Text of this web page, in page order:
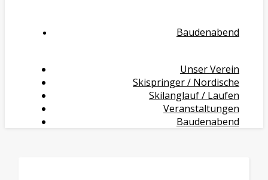
Baudenabend
Unser Verein
Skispringer / Nordische
Skilanglauf / Laufen
Veranstaltungen
Baudenabend